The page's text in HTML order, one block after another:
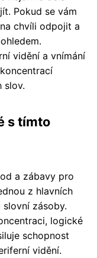
Pokud se vám
chvíli odpojit a
vidění a vnímání
slov.
s tímto
a zábavy pro
z hlavních
zásoby.
logické
schopnost
vidění.